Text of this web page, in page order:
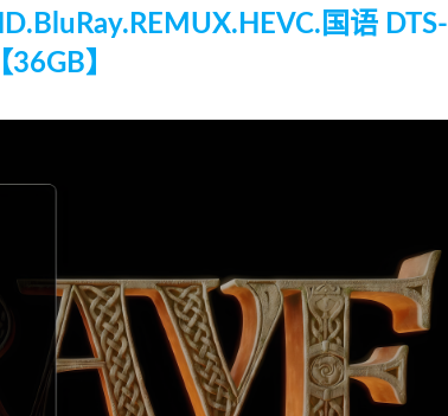
国语 DTS-
】